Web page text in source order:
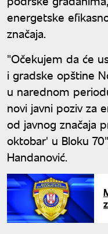
energetske
značaja.
"Očekujem da će
i gradske opštine
u narednom
novi javni poziv za
od javnog značaja
oktobar' u Bloku
Handanović.